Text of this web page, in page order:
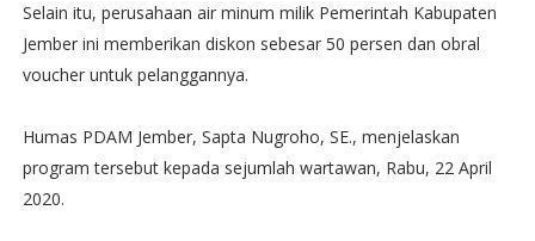
Selain itu, perusahaan air minum milik Pemerintah Kabupaten
Jember ini memberikan diskon sebesar 50 persen dan obral
voucher untuk pelanggannya.
Humas PDAM Jember, Sapta Nugroho, SE., menjelaskan
program tersebut kepada sejumlah wartawan, Rabu, 22 April
2020.